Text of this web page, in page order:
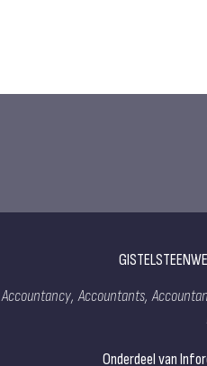
Accountancy, Accountants,
Onderdeel van